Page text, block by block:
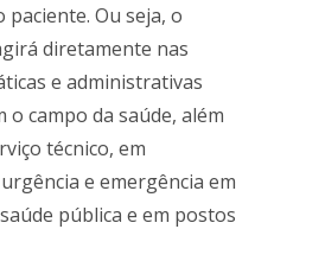
paciente. Ou seja, o
diretamente nas
e administrativas
o campo da saúde, além
técnico, em
e emergência em
pública e em postos